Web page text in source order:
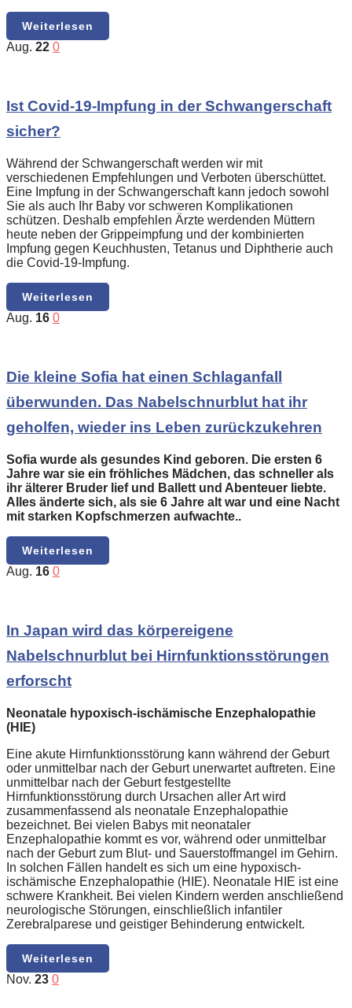
Weiterlesen
Aug. 22 0
Ist Covid-19-Impfung in der Schwangerschaft
sicher?
Während der Schwangerschaft werden wir mit
verschiedenen Empfehlungen und Verboten überschüttet.
Eine Impfung in der Schwangerschaft kann jedoch sowohl
Sie als auch Ihr Baby vor schweren Komplikationen
schützen. Deshalb empfehlen Ärzte werdenden Müttern
heute neben der Grippeimpfung und der kombinierten
Impfung gegen Keuchhusten, Tetanus und Diphtherie auch
die Covid-19-Impfung.
Weiterlesen
Aug. 16 0
Die kleine Sofia hat einen Schlaganfall
überwunden. Das Nabelschnurblut hat ihr
geholfen, wieder ins Leben zurückzukehren
Sofia wurde als gesundes Kind geboren. Die ersten 6
Jahre war sie ein fröhliches Mädchen, das schneller als
ihr älterer Bruder lief und Ballett und Abenteuer liebte.
Alles änderte sich, als sie 6 Jahre alt war und eine Nacht
mit starken Kopfschmerzen aufwachte..
Weiterlesen
Aug. 16 0
In Japan wird das körpereigene
Nabelschnurblut bei Hirnfunktionsstörungen
erforscht
Neonatale hypoxisch-ischämische Enzephalopathie
(HIE)
Eine akute Hirnfunktionsstörung kann während der Geburt
oder unmittelbar nach der Geburt unerwartet auftreten. Eine
unmittelbar nach der Geburt festgestellte
Hirnfunktionsstörung durch Ursachen aller Art wird
zusammenfassend als neonatale Enzephalopathie
bezeichnet. Bei vielen Babys mit neonataler
Enzephalopathie kommt es vor, während oder unmittelbar
nach der Geburt zum Blut- und Sauerstoffmangel im Gehirn.
In solchen Fällen handelt es sich um eine hypoxisch-
ischämische Enzephalopathie (HIE). Neonatale HIE ist eine
schwere Krankheit. Bei vielen Kindern werden anschließend
neurologische Störungen, einschließlich infantiler
Zerebralparese und geistiger Behinderung entwickelt.
Weiterlesen
Nov. 23 0